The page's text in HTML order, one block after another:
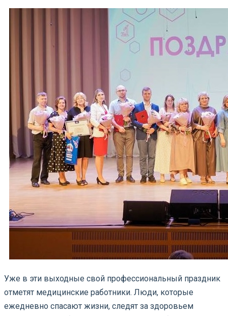
Уже в эти выходные свой профессиональный праздник
отметят медицинские работники. Люди, которые
ежедневно спасают жизни, следят за здоровьем